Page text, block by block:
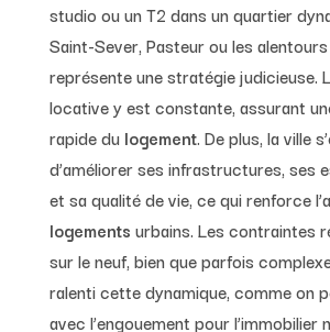
studio ou un T2 dans un quartier
Saint-Sever, Pasteur ou les
représente une stratégie judicieuse.
locative y est constante, assurant
rapide du logement. De plus, la ville
d’améliorer ses infrastructures, ses
et sa qualité de vie, ce qui renforce
logements urbains. Les contraintes
sur le neuf, bien que parfois
ralenti cette dynamique, comme on
avec l’engouement pour l’immobilier